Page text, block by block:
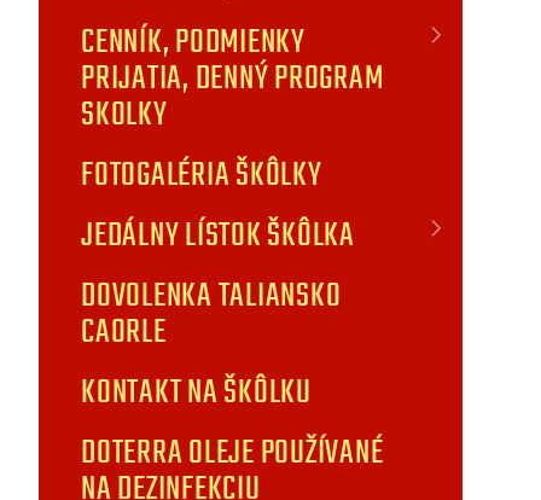
CENNÍK, PODMIENKY
PRIJATIA, DENNÝ PROGRAM
SKOLKY
FOTOGALÉRIA ŠKÔLKY
JEDÁLNY LÍSTOK ŠKÔLKA
DOVOLENKA TALIANSKO
CAORLE
KONTAKT NA ŠKÔLKU
DOTERRA OLEJE POUŽÍVANÉ
NA DEZINFEKCIU